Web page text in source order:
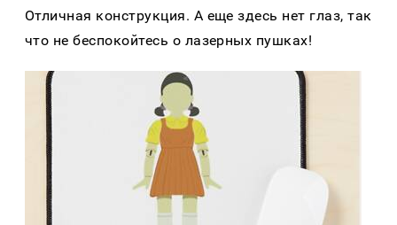
Отличная конструкция. А еще здесь нет глаз, так
что не беспокойтесь о лазерных пушках!